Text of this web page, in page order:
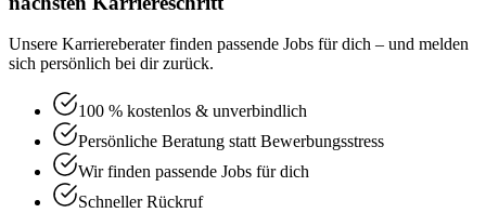
Unsere Karriereberater finden passende Jobs für dich – und melden
sich persönlich bei dir zurück.
100 % kostenlos & unverbindlich
Persönliche Beratung statt Bewerbungsstress
Wir finden passende Jobs für dich
Schneller Rückruf